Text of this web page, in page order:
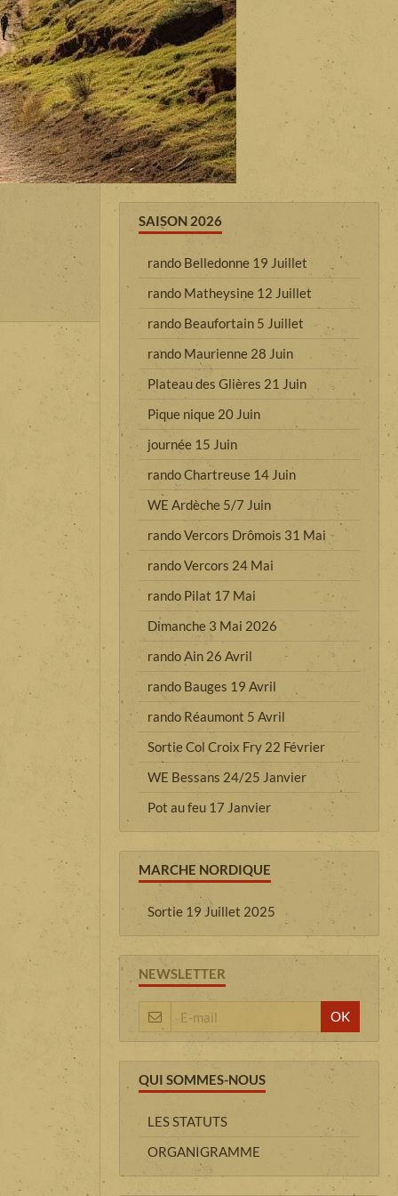
SAISON 2026
rando Belledonne 19 Juillet
rando Matheysine 12 Juillet
rando Beaufortain 5 Juillet
rando Maurienne 28 Juin
Plateau des Glières 21 Juin
Pique nique 20 Juin
journée 15 Juin
rando Chartreuse 14 Juin
WE Ardèche 5/7 Juin
rando Vercors Drômois 31 Mai
rando Vercors 24 Mai
rando Pilat 17 Mai
Dimanche 3 Mai 2026
rando Ain 26 Avril
rando Bauges 19 Avril
rando Réaumont 5 Avril
Sortie Col Croix Fry 22 Février
WE Bessans 24/25 Janvier
Pot au feu 17 Janvier
MARCHE NORDIQUE
Sortie 19 Juillet 2025
NEWSLETTER
OK
QUI SOMMES-NOUS
LES STATUTS
ORGANIGRAMME